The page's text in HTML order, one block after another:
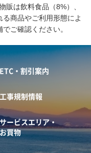
販は飲料食品（8%）、
商品やご利用形態によ
ご確認ください。
ETC・割引案内
工事規制情報
サービスエリア・
お買物